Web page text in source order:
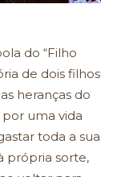
do “Filho
de dois filhos
heranças do
uma vida
toda a sua
própria sorte,